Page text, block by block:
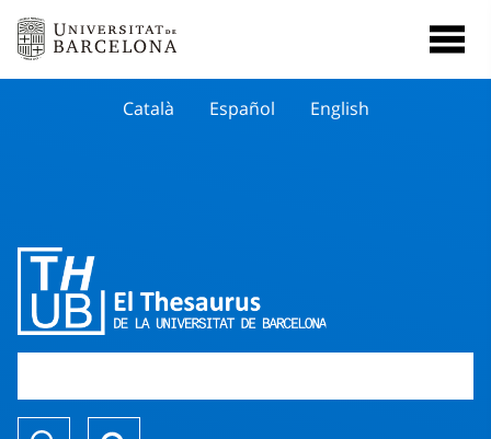
Català Español English